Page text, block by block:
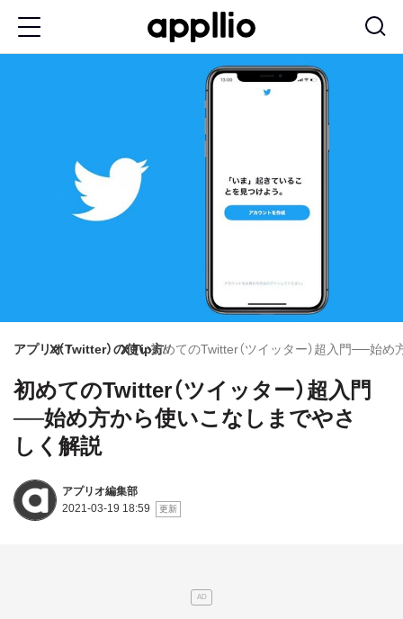
アプリオX（Twitter）の使い方
X Tips初めてのTwitter（ツイッター）超入門──始
初めてのTwitter（ツイッター）超入門
──始め方から使いこなしまでやさ
しく解説
アプリオ編集部
2021-03-19 18:59